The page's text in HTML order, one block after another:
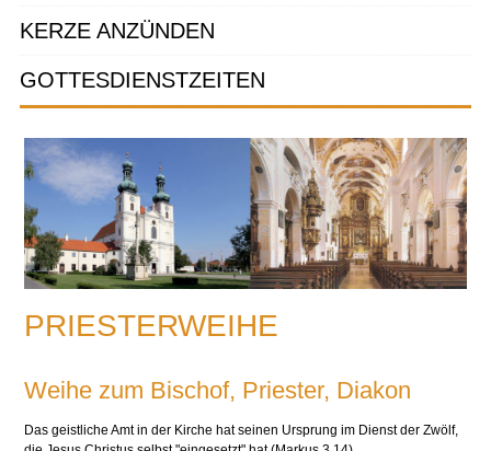
KERZE ANZÜNDEN
GOTTESDIENSTZEITEN
PRIESTERWEIHE
Weihe zum Bischof, Priester, Diakon
Das geistliche Amt in der Kirche hat seinen Ursprung im Dienst der Zwölf,